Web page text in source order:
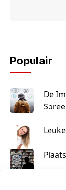
Populair
De